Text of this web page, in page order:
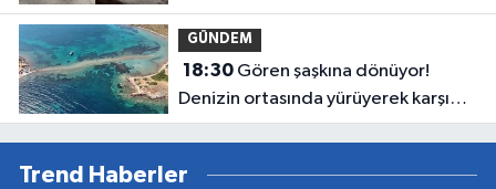
GÜNDEM
18:30Gören şaşkına dönüyor!
Denizin ortasında yürüyerek karşı
adaya geçiyorlar
Trend Haberler